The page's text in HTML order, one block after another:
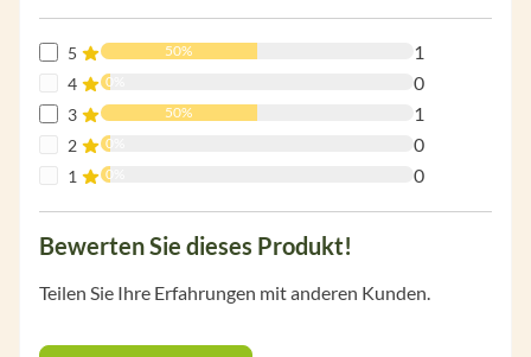
5 50% 1
4 0% 0
3 50% 1
2 0% 0
1 0% 0
Bewerten Sie dieses Produkt!
Teilen Sie Ihre Erfahrungen mit anderen Kunden.